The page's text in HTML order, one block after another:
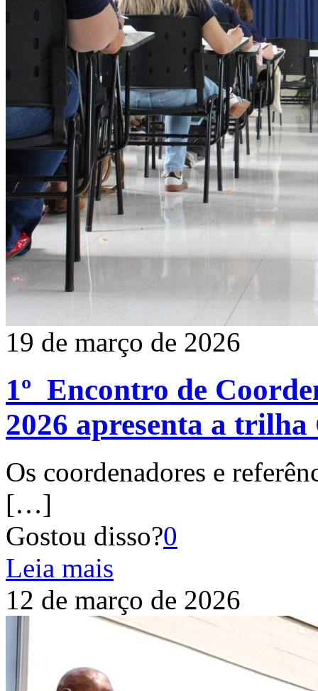
19 de março de 2026
1º Encontro de
2026 apresenta a
Os coordenadores e
[…]
Gostou disso?0
Leia mais
12 de março de 2026